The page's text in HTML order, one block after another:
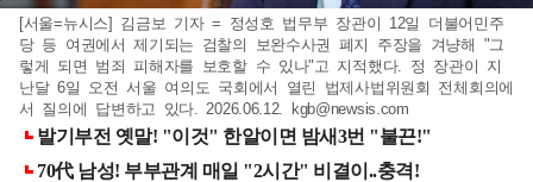
[서울=뉴시스] 김금보 기자 = 정성호 법무부 장관이 12일 더불어민주
당 등 여권에서 제기되는 검찰의 보완수사권 폐지 주장을 겨냥해 "그
렇게 되면 범죄 피해자를 보호할 수 있나"고 지적했다. 정 장관이 지
난달 6일 오전 서울 여의도 국회에서 열린 법제사법위원회 전체회의에
서 질의에 답변하고 있다. 2026.06.12.
kgb@newsis.com